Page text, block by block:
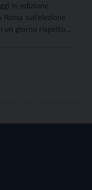
in edizione
sull’elezione
un giorno rispetto